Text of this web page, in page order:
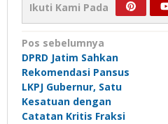
Ikuti Kami Pada
Navigasi
pos
Pos sebelumnya
DPRD Jatim Sahkan
Rekomendasi Pansus
LKPJ Gubernur, Satu
Kesatuan dengan
Catatan Kritis Fraksi